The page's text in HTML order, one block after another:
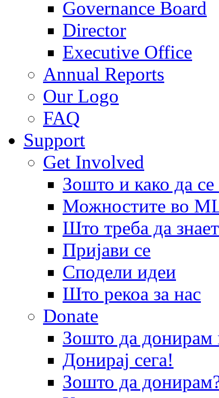
Governance Board
Director
Executive Office
Annual Reports
Our Logo
FAQ
Support
Get Involved
Зошто и како да
Можностите во
Што треба да
Пријави се
Сподели идеи
Што рекоа за нас
Donate
Зошто да
Донирај сега!
Зошто да